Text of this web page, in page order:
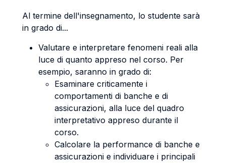
Al termine dell'insegnamento, lo studente sarà
in grado di...
Valutare e interpretare fenomeni reali alla
luce di quanto appreso nel corso. Per
esempio, saranno in grado di:
Esaminare criticamente i
comportamenti di banche e di
assicurazioni, alla luce del quadro
interpretativo appreso durante il
corso.
Calcolare la performance di banche e
assicurazioni e individuare i principali